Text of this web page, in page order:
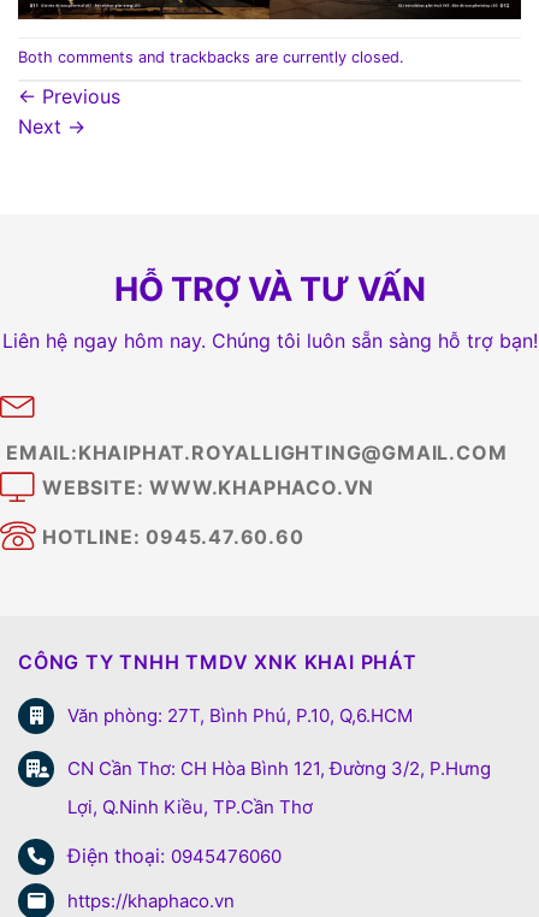
Both comments and trackbacks are currently closed.
← Previous
Next →
HỖ TRỢ VÀ TƯ VẤN
Liên hệ ngay hôm nay. Chúng tôi luôn sẵn sàng hỗ trợ bạn!
EMAIL:KHAIPHAT.ROYALLIGHTING@GMAIL.COM
WEBSITE: WWW.KHAPHACO.VN
HOTLINE: 0945.47.60.60
CÔNG TY TNHH TMDV XNK KHAI PHÁT
Văn phòng: 27T, Bình Phú, P.10, Q,6.HCM
CN Cần Thơ: CH Hòa Bình 121, Đường 3/2, P.Hưng
Lợi, Q.Ninh Kiều, TP.Cần Thơ
Điện thoại: 0945476060
https://khaphaco.vn